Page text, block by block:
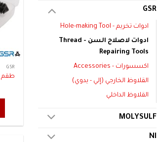
GSR
ادوات تخريم - Hole-making Tool
ادوات لاصلاح السن - Thread
Repairing Tools
اكسسورات - Accessories
القلاوظ الخارجي (إلي - يدوي)
القلاوظ الداخلي
MOLYSULF
NI
GSR
طقم